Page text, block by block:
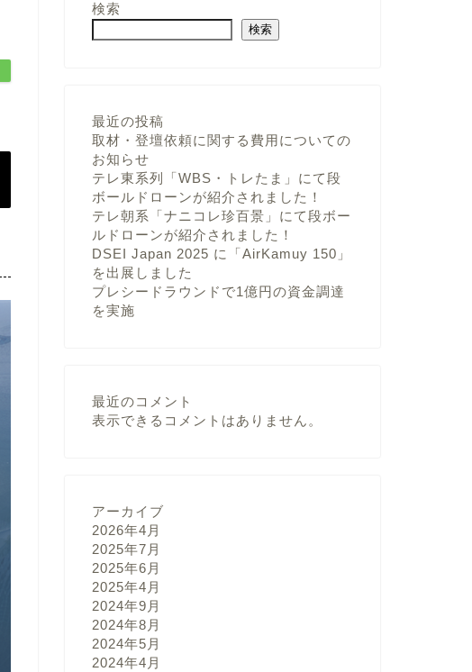
検索
検索
最近の投稿
取材・登壇依頼に関する費用についての
お知らせ
テレ東系列「WBS・トレたま」にて段
ボールドローンが紹介されました！
テレ朝系「ナニコレ珍百景」にて段ボー
ルドローンが紹介されました！
DSEI Japan 2025 に「AirKamuy 150」
を出展しました
プレシードラウンドで1億円の資金調達
を実施
最近のコメント
表示できるコメントはありません。
アーカイブ
2026年4月
2025年7月
2025年6月
2025年4月
2024年9月
2024年8月
2024年5月
2024年4月